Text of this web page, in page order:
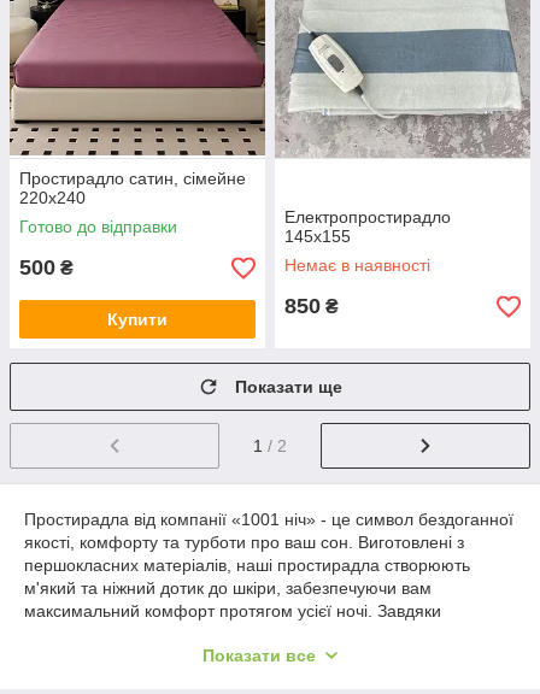
Простирадло сатин, сімейне
220х240
Готово до відправки
500 ₴
Купити
Електропростирадло
145х155
Немає в наявності
850 ₴
Показати ще
1 / 2
Простирадла від компанії «1001 ніч» - це символ бездоганної
якості, комфорту та турботи про ваш сон. Виготовлені з
першокласних матеріалів, наші простирадла створюють
м'який та ніжний дотик до шкіри, забезпечуючи вам
максимальний комфорт протягом усієї ночі. Завдяки
не скочуються і не утворюють складок, що гарантує
Показати все